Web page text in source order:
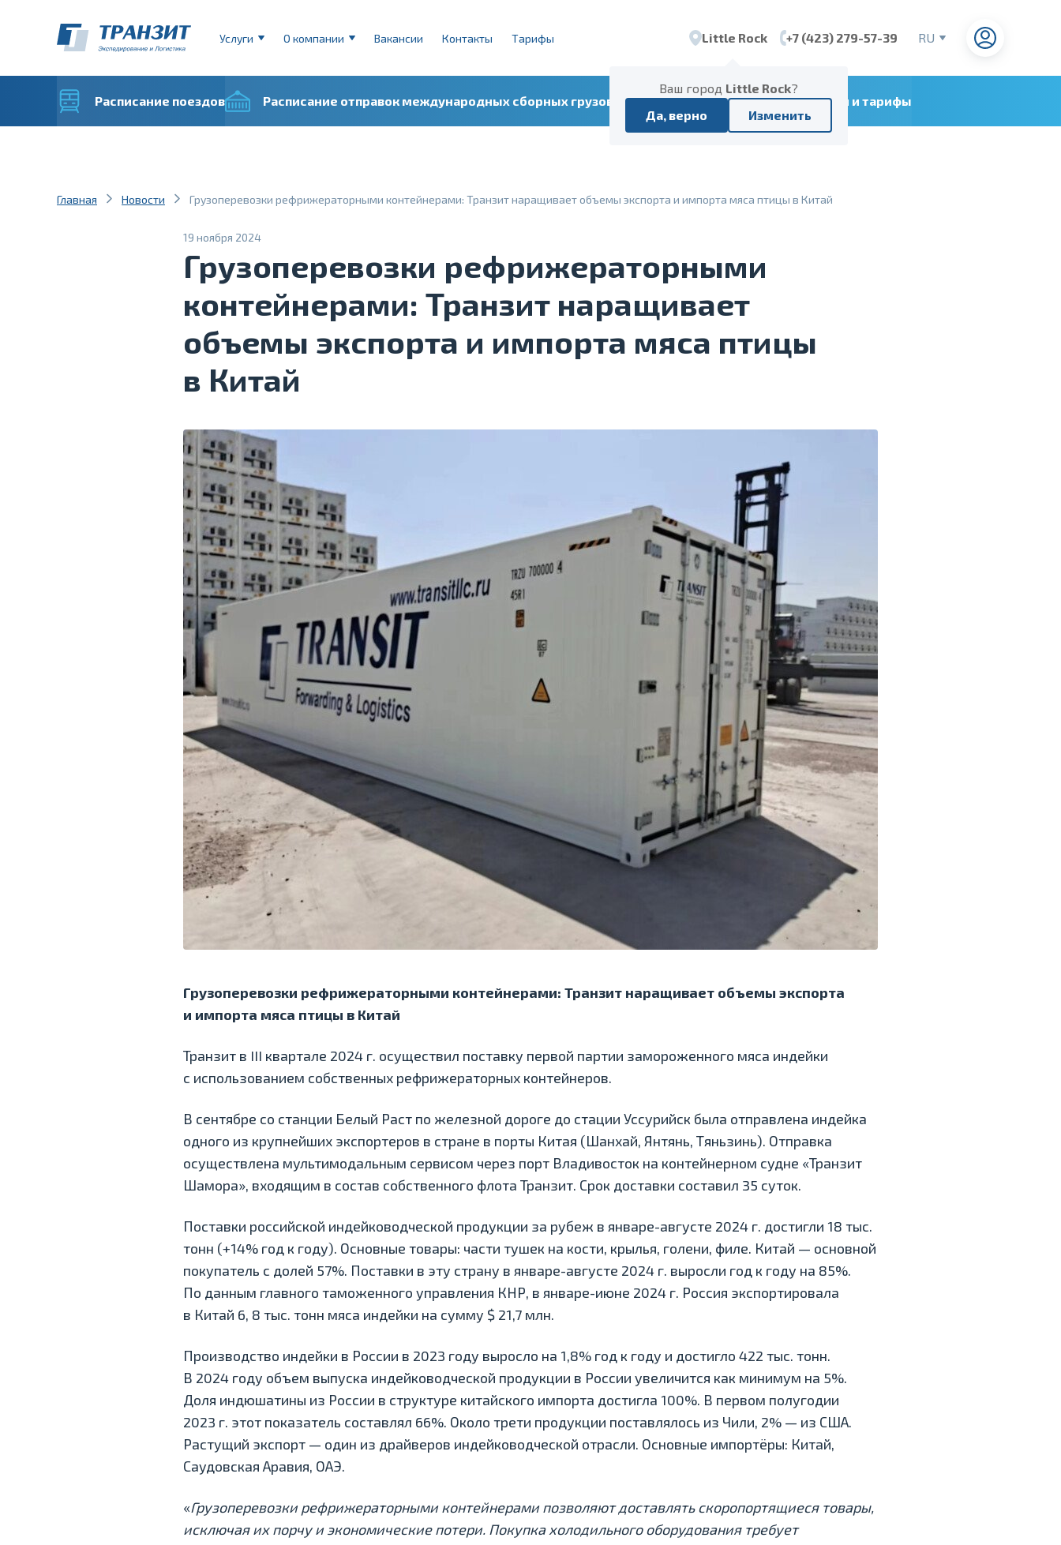
Услуги О компании Вакансии Контакты Тарифы Little Rock
Ваш город Little Rock?
Да, верно
Изменить
+7 (423) 279-57-39
RU
Расписание поездов Расписание отправок международных сборных грузов Расписание судоходных линий и тарифы
Главная Новости Грузоперевозки рефрижераторными контейнерами: Транзит наращивает объемы экспорта и импорта мяса птицы в Китай
19 ноября 2024
Грузоперевозки рефрижераторными
контейнерами: Транзит наращивает
объемы экспорта и импорта мяса птицы
в Китай
Грузоперевозки рефрижераторными контейнерами: Транзит наращивает объемы экспорта
и импорта мяса птицы в Китай
Транзит в III квартале 2024 г. осуществил поставку первой партии замороженного мяса индейки
с использованием собственных рефрижераторных контейнеров.
В сентябре со станции Белый Раст по железной дороге до стации Уссурийск была отправлена индейка
одного из крупнейших экспортеров в стране в порты Китая (Шанхай, Янтянь, Тяньзинь). Отправка
осуществлена мультимодальным сервисом через порт Владивосток на контейнерном судне «Транзит
Шамора», входящим в состав собственного флота Транзит. Срок доставки составил 35 суток.
Поставки российской индейководческой продукции за рубеж в январе-августе 2024 г. достигли 18 тыс.
тонн (+14% год к году). Основные товары: части тушек на кости, крылья, голени, филе. Китай — основной
покупатель с долей 57%. Поставки в эту страну в январе-августе 2024 г. выросли год к году на 85%.
По данным главного таможенного управления КНР, в январе-июне 2024 г. Россия экспортировала
в Китай 6️, 8️ тыс. тонн мяса индейки на сумму $ 21,7 млн.
Производство индейки в России в 2023 году выросло на 1,8% год к году и достигло 422 тыс. тонн.
В 2024 году объем выпуска индейководческой продукции в России увеличится как минимум на 5%.
Доля индюшатины из России в структуре китайского импорта достигла 100%. В первом полугодии
2023 г. этот показатель составлял 66%. Около трети продукции поставлялось из Чили, 2% — из США.
Растущий экспорт — один из драйверов индейководческой отрасли. Основные импортёры: Китай,
Саудовская Аравия, ОАЭ.
«Грузоперевозки рефрижераторными контейнерами позволяют доставлять скоропортящиеся товары,
исключая их порчу и экономические потери. Покупка холодильного оборудования требует